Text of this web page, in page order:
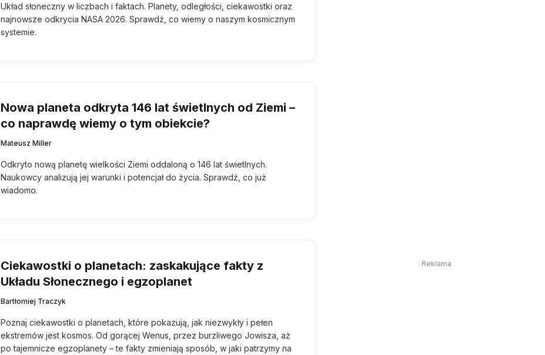
Układ słoneczny w liczbach i faktach. Planety, odległości, ciekawostki oraz
najnowsze odkrycia NASA 2026. Sprawdź, co wiemy o naszym kosmicznym
systemie.
Nowa planeta odkryta 146 lat świetlnych od Ziemi –
co naprawdę wiemy o tym obiekcie?
Mateusz Miller
Odkryto nową planetę wielkości Ziemi oddaloną o 146 lat świetlnych.
Naukowcy analizują jej warunki i potencjał do życia. Sprawdź, co już
wiadomo.
Ciekawostki o planetach: zaskakujące fakty z
Układu Słonecznego i egzoplanet
Bartłomiej Traczyk
Poznaj ciekawostki o planetach, które pokazują, jak niezwykły i pełen
ekstremów jest kosmos. Od gorącej Wenus, przez burzliwego Jowisza, aż
po tajemnicze egzoplanety – te fakty zmieniają sposób, w jaki patrzymy na
Reklama